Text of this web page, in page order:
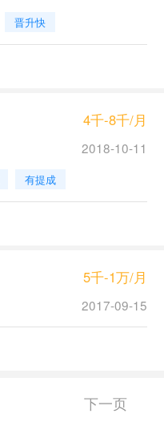
晋升快
4千-8千/月
2018-10-11
有提成
5千-1万/月
2017-09-15
下一页